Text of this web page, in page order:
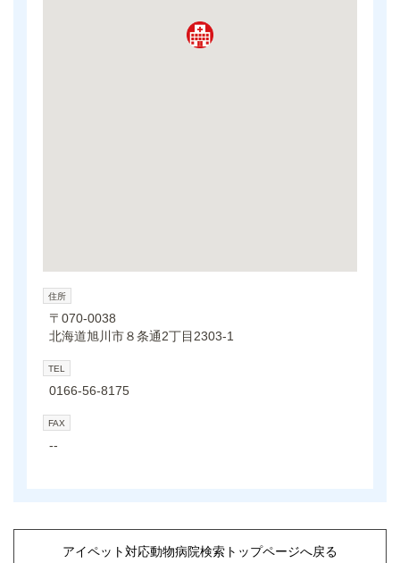
住所
〒070-0038
北海道旭川市８条通2丁目2303-1
TEL
0166-56-8175
FAX
--
アイペット対応動物病院検索トップページへ戻る